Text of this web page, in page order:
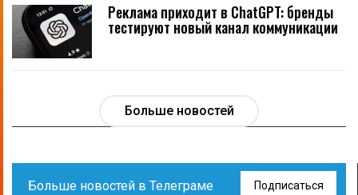
Реклама приходит в ChatGPT: бренды
тестируют новый канал коммуникации
Больше новостей
Больше новостей в Телеграме Подписаться